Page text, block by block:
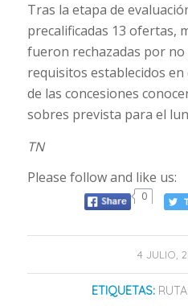
Tras la etapa de
precalificadas 13 ofertas,
fueron rechazadas por
requisitos establecidos
de las concesiones
sobres prevista para el
TN
Please follow and like us:
0
4 JULIO,
/
ETIQUETAS: